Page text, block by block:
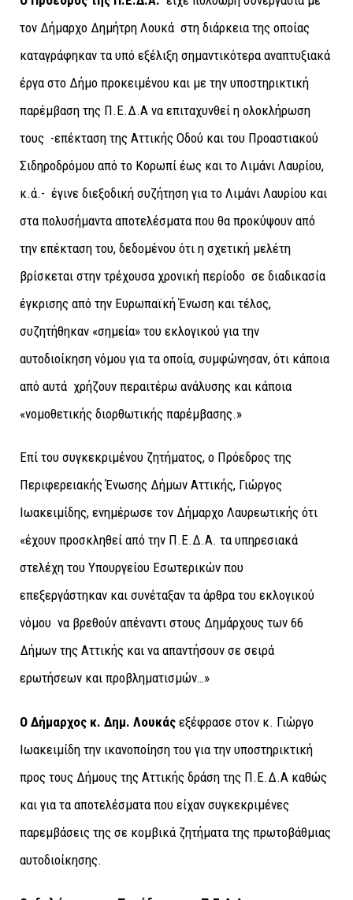
τον Δήμαρχο Δημήτρη Λουκά στη διάρκεια της οποίας
καταγράφηκαν τα υπό εξέλιξη σημαντικότερα αναπτυξιακά
έργα στο Δήμο προκειμένου και με την υποστηρικτική
παρέμβαση της Π.Ε.Δ.Α να επιταχυνθεί η ολοκλήρωση
τους -επέκταση της Αττικής Οδού και του Προαστιακού
Σιδηροδρόμου από το Κορωπί έως και το Λιμάνι Λαυρίου,
κ.ά.- έγινε διεξοδική συζήτηση για το Λιμάνι Λαυρίου και
στα πολυσήμαντα αποτελέσματα που θα προκύψουν από
την επέκταση του, δεδομένου ότι η σχετική μελέτη
βρίσκεται στην τρέχουσα χρονική περίοδο σε διαδικασία
έγκρισης από την Ευρωπαϊκή Ένωση και τέλος,
συζητήθηκαν «σημεία» του εκλογικού για την
αυτοδιοίκηση νόμου για τα οποία, συμφώνησαν, ότι κάποια
από αυτά χρήζουν περαιτέρω ανάλυσης και κάποια
«νομοθετικής διορθωτικής παρέμβασης.»
Επί του συγκεκριμένου ζητήματος, ο Πρόεδρος της
Περιφερειακής Ένωσης Δήμων Αττικής, Γιώργος
Ιωακειμίδης, ενημέρωσε τον Δήμαρχο Λαυρεωτικής ότι
«έχουν προσκληθεί από την Π.Ε.Δ.Α. τα υπηρεσιακά
στελέχη του Υπουργείου Εσωτερικών που
επεξεργάστηκαν και συνέταξαν τα άρθρα του εκλογικού
νόμου να βρεθούν απέναντι στους Δημάρχους των 66
Δήμων της Αττικής και να απαντήσουν σε σειρά
ερωτήσεων και προβληματισμών…»
Ο Δήμαρχος κ. Δημ. Λουκάς εξέφρασε στον κ. Γιώργο
Ιωακειμίδη την ικανοποίηση του για την υποστηρικτική
προς τους Δήμους της Αττικής δράση της Π.Ε.Δ.Α καθώς
και για τα αποτελέσματα που είχαν συγκεκριμένες
παρεμβάσεις της σε κομβικά ζητήματα της πρωτοβάθμιας
αυτοδιοίκησης.